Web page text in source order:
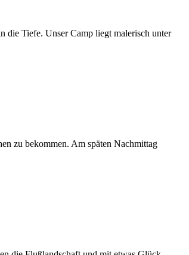
die Tiefe. Unser Camp liegt malerisch unter
zu bekommen. Am späten Nachmittag